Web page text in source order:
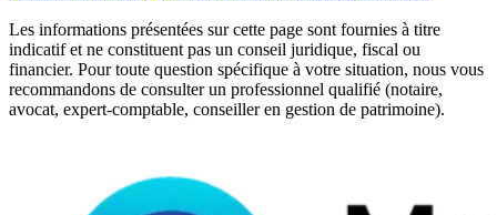
Les informations présentées sur cette page sont fournies à titre
indicatif et ne constituent pas un conseil juridique, fiscal ou
financier. Pour toute question spécifique à votre situation, nous vous
recommandons de consulter un professionnel qualifié (notaire,
avocat, expert-comptable, conseiller en gestion de patrimoine).